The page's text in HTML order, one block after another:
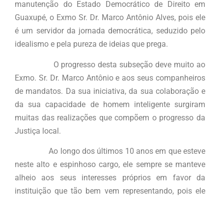
manutenção do Estado Democrático de Direito em
Guaxupé, o Exmo Sr. Dr. Marco Antônio Alves, pois ele
é um servidor da jornada democrática, seduzido pelo
idealismo e pela pureza de ideias que prega.
O progresso desta subseção deve muito ao
Exmo. Sr. Dr. Marco Antônio e aos seus companheiros
de mandatos. Da sua iniciativa, da sua colaboração e
da sua capacidade de homem inteligente surgiram
muitas das realizações que compõem o progresso da
Justiça local.
Ao longo dos últimos 10 anos em que esteve
neste alto e espinhoso cargo, ele sempre se manteve
alheio aos seus interesses próprios em favor da
instituição que tão bem vem representando, pois ele